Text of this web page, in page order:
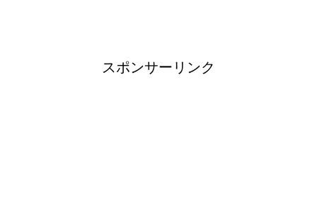
スポンサーリンク